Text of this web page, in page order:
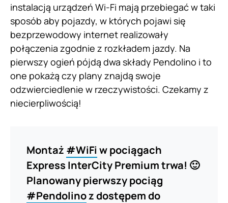
instalacją urządzeń Wi-Fi mają przebiegać w taki
sposób aby pojazdy, w których pojawi się
bezprzewodowy internet realizowały
połączenia zgodnie z rozkładem jazdy. Na
pierwszy ogień pójdą dwa składy Pendolino i to
one pokażą czy plany znajdą swoje
odzwierciedlenie w rzeczywistości. Czekamy z
niecierpliwością!
Montaż #WiFi w pociągach
Express InterCity Premium trwa! 🙂
Planowany pierwszy pociąg
#Pendolinoz dostępem do